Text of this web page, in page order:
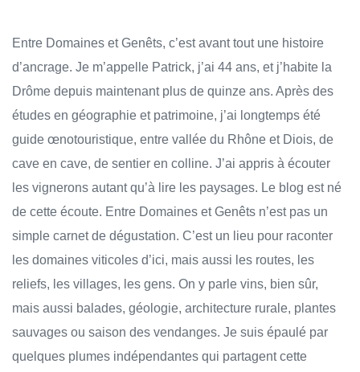
Entre Domaines et Genêts, c’est avant tout une histoire
d’ancrage. Je m’appelle Patrick, j’ai 44 ans, et j’habite la
Drôme depuis maintenant plus de quinze ans. Après des
études en géographie et patrimoine, j’ai longtemps été
guide œnotouristique, entre vallée du Rhône et Diois, de
cave en cave, de sentier en colline. J’ai appris à écouter
les vignerons autant qu’à lire les paysages. Le blog est né
de cette écoute. Entre Domaines et Genêts n’est pas un
simple carnet de dégustation. C’est un lieu pour raconter
les domaines viticoles d’ici, mais aussi les routes, les
reliefs, les villages, les gens. On y parle vins, bien sûr,
mais aussi balades, géologie, architecture rurale, plantes
sauvages ou saison des vendanges. Je suis épaulé par
quelques plumes indépendantes qui partagent cette